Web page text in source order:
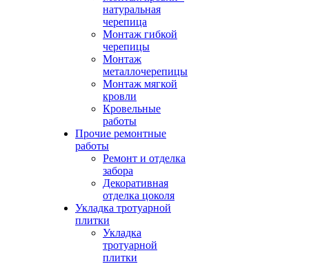
натуральная
черепица
Монтаж гибкой
черепицы
Монтаж
металлочерепицы
Монтаж мягкой
кровли
Кровельные
работы
Прочие ремонтные
работы
Ремонт и отделка
забора
Декоративная
отделка цоколя
Укладка тротуарной
плитки
Укладка
тротуарной
плитки